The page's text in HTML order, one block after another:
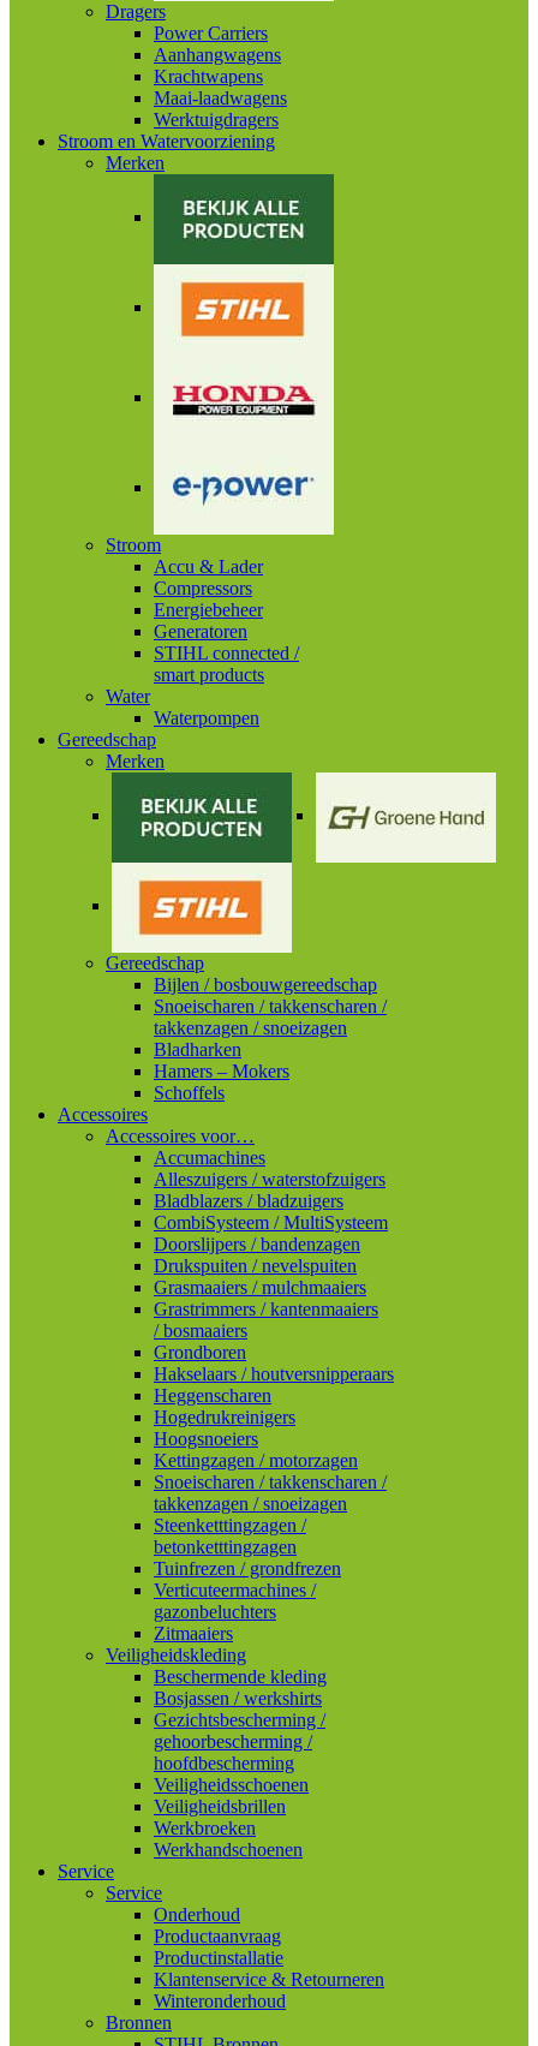
Dragers
Power Carriers
Aanhangwagens
Krachtwapens
Maai-laadwagens
Werktuigdragers
Stroom en Watervoorziening
Merken
Stroom
Accu & Lader
Compressors
Energiebeheer
Generatoren
STIHL connected /
smart products
Water
Waterpompen
Gereedschap
Merken
Gereedschap
Bijlen / bosbouwgereedschap
Snoeischaren / takkenscharen /
takkenzagen / snoeizagen
Bladharken
Hamers – Mokers
Schoffels
Accessoires
Accessoires voor…
Accumachines
Alleszuigers / waterstofzuigers
Bladblazers / bladzuigers
CombiSysteem / MultiSysteem
Doorslijpers / bandenzagen
Drukspuiten / nevelspuiten
Grasmaaiers / mulchmaaiers
Grastrimmers / kantenmaaiers
/ bosmaaiers
Grondboren
Hakselaars / houtversnipperaars
Heggenscharen
Hogedrukreinigers
Hoogsnoeiers
Kettingzagen / motorzagen
Snoeischaren / takkenscharen /
takkenzagen / snoeizagen
Steenketttingzagen /
betonketttingzagen
Tuinfrezen / grondfrezen
Verticuteermachines /
gazonbeluchters
Zitmaaiers
Veiligheidskleding
Beschermende kleding
Bosjassen / werkshirts
Gezichtsbescherming /
gehoorbescherming /
hoofdbescherming
Veiligheidsschoenen
Veiligheidsbrillen
Werkbroeken
Werkhandschoenen
Service
Service
Onderhoud
Productaanvraag
Productinstallatie
Klantenservice & Retourneren
Winteronderhoud
Bronnen